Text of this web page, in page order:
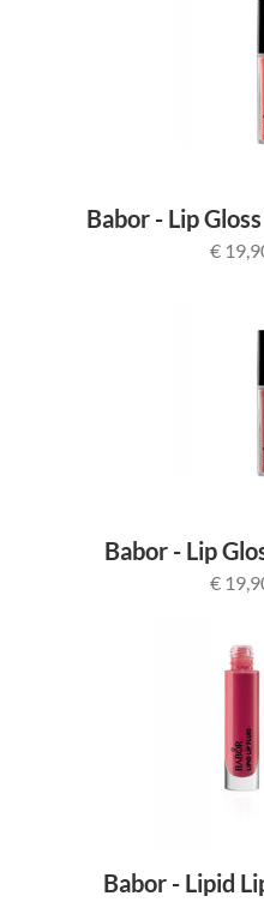
Babor - Lip
€
Babor - Lip
€
Babor - Lipid